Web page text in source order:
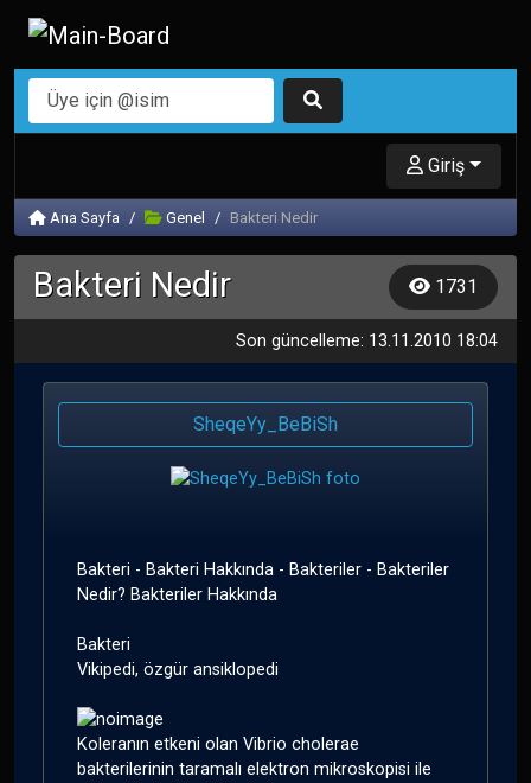
Giriş
Ana Sayfa Genel Bakteri Nedir
Bakteri Nedir 1731
Son güncelleme: 13.11.2010 18:04
SheqeYy_BeBiSh
Bakteri - Bakteri Hakkında - Bakteriler - Bakteriler
Nedir? Bakteriler Hakkında
Bakteri
Vikipedi, özgür ansiklopedi
Koleranın etkeni olan Vibrio cholerae
bakterilerinin taramalı elektron mikroskopisi ile